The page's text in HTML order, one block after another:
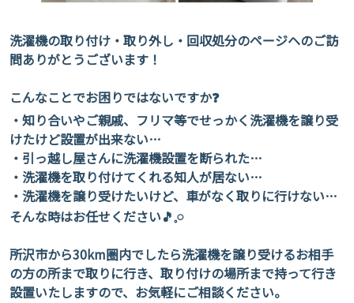
洗濯機の取り付け・取り外し・回収処分のページヘのご訪
問ありがとうございます！
こんなことでお困りではないですか❓
・知り合いやご親戚、フリマ等でせっかく洗濯機を譲り受
けたけど設置が出来ない…
・引っ越し屋さんに洗濯機設置を断られた…
・洗濯機を取り付けてくれる知人が居ない…
・洗濯機を譲り受けたいけど、車がなく取りに行けない…
そんな時はお任せください🎵𓈒𓏸
所沢市から30km圏内でしたら洗濯機を譲り受けるお相手
の方の所まで取りに行き、取り付けの場所まで持って行き
設置いたしますので、お気軽にご相談ください。